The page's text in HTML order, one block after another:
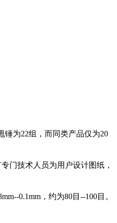
为22组，而同类产品仅为20
门技术人员为用户设计图纸，
0.1mm，约为80目--100目。